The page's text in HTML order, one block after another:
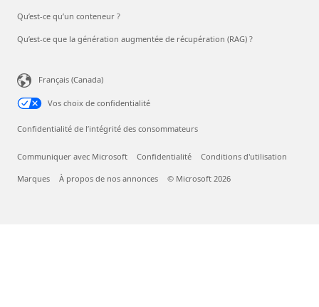
Qu’est-ce qu’un conteneur ?
Qu’est-ce que la génération augmentée de récupération (RAG) ?
Français (Canada)
Vos choix de confidentialité
Confidentialité de l’intégrité des consommateurs
Communiquer avec Microsoft Confidentialité Conditions d'utilisation
Marques À propos de nos annonces © Microsoft 2026